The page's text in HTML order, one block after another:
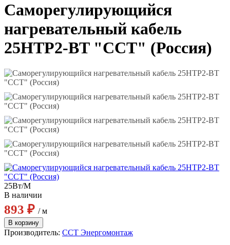
Саморегулирующийся
нагревательный кабель
25HTP2-BT "ССТ" (Россия)
25Вт/М
В наличии
893 ₽ / м
Производитель: ССТ Энергомонтаж